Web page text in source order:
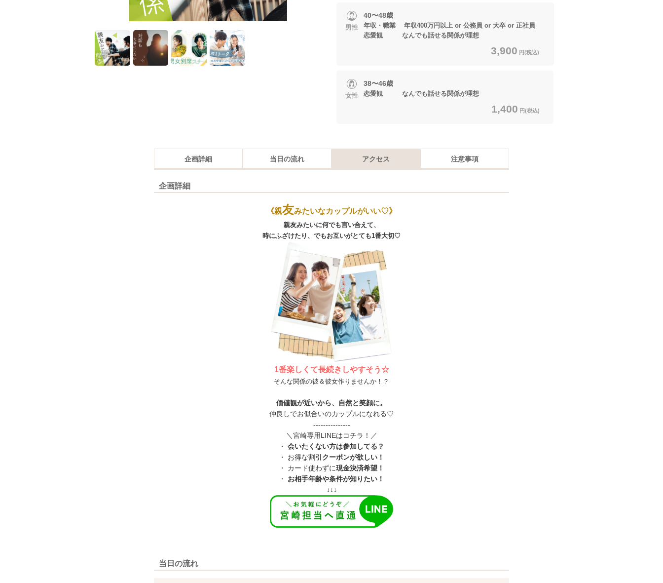
男性
40〜48歳
年収・職業 年収400万円以上 or 公務員 or 大卒 or 正社員
恋愛観 なんでも話せる関係が理想
3,900 円(税込)
女性
38〜46歳
恋愛観 なんでも話せる関係が理想
1,400 円(税込)
企画詳細 当日の流れ アクセス 注意事項
企画詳細
《親友みたいなカップルがいい♡》
親友みたいに何でも言い合えて、
時にふざけたり、でもお互いがとても1番大切 ♡
1番楽しくて長続きしやすそう☆
そんな関係の彼＆彼女作りませんか！？
価値観が近いから、自然と笑顔に。
仲良しでお似合いのカップルになれる♡
---------------
＼宮崎専用LINEはコチラ！／
・ 会いたくない方は参加してる？
・ お得な割引 クーポンが欲しい！
・ カード使わずに現金決済希望！
・
お相手年齢や条件が知りたい！
↓↓↓
当日の流れ